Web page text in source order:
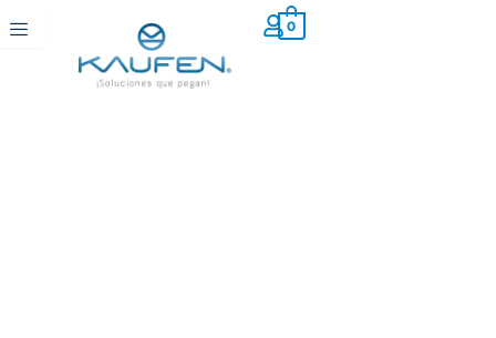
al
contenido
0